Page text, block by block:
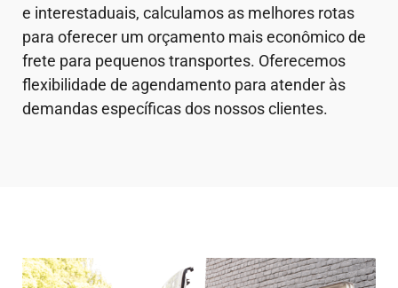
e interestaduais, calculamos as melhores rotas
para oferecer um orçamento mais econômico de
frete para pequenos transportes. Oferecemos
flexibilidade de agendamento para atender às
demandas específicas dos nossos clientes.